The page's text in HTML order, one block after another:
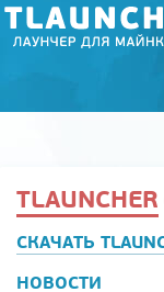
TLAUNCHER
СКАЧАТЬ
НОВОСТИ